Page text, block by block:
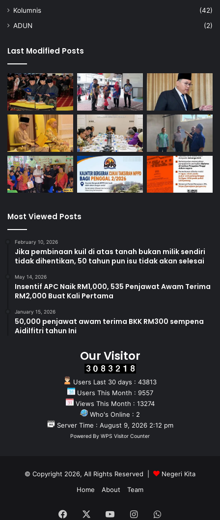
Kolumnis
(42)
ADUN
(2)
Last Modified Posts
Most Viewed Posts
February 10, 2026
Jika pembinaan kuil di atas tanah bukan milik sendiri
tidak dihentikan, 50 tahun pun isu tidak akan selesai
May 14, 2026
Insentif APC Naik RM1,000, 535 Penjawat Awam Terima
RM2,000 Buat Kali Pertama
January 15, 2026
50,000 penjawat awam terima BKK RM300 sempena
Aidilfitri tahun Ini
Our Visitor
Users Last 30 days : 43813
Users This Month : 9557
Views This Month : 13274
Who's Online : 2
Server Time : August 9, 2026 2:12 pm
Powered By WPS Visitor Counter
© Copyright 2026, All Rights Reserved |
Negeri Kita
Home
About Team
Facebook YouTubeInstagramWhatsApp